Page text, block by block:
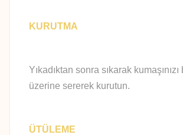
KURUTMA
Yıkadıktan sonra sıkarak
üzerine sererek kurutun.
ÜTÜLEME